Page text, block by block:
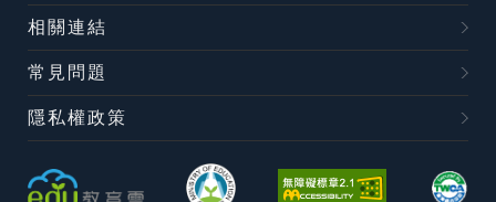
相關連結
常見問題
隱私權政策